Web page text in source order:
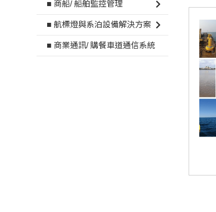
■ 商船/ 船舶監控管理
■ 航標燈與系泊設備解決方案
■ 商業通訊/ 購餐車道通信系統